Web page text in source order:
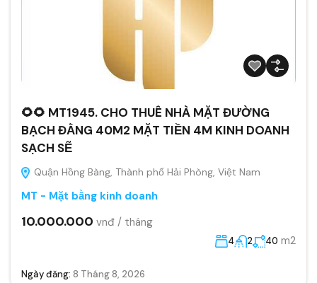
🌻🌻 MT1945. CHO THUÊ NHÀ MẶT ĐƯỜNG
BẠCH ĐẰNG 40M2 MẶT TIỀN 4M KINH DOANH
SẠCH SẼ
Quận Hồng Bàng, Thành phố Hải Phòng, Việt Nam
MT - Mặt bằng kinh doanh
10.000.000 vnđ / tháng
4 2 40 m2
Ngày đăng: 8 Tháng 8, 2026